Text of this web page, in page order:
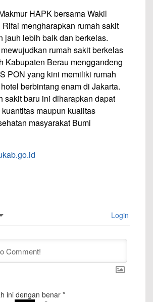
HAPK bersama Wakil
mengharapkan rumah sakit
jauh lebih baik dan berkelas.
rumah sakit berkelas
Kabupaten Berau menggandeng
PON yang kini memiliki rumah
berbintang enam di Jakarta.
sakit baru ini diharapkan dapat
maupun kualitas
masyarakat Bumi
Login
ini dengan benar*